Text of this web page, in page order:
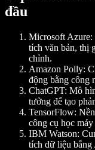
đầu
Microsoft Azure:
tích văn bản, thị
chỉnh.
Amazon Polly:
động bằng công
ChatGPT: Mô
tưởng để tạo
TensorFlow:
công cụ học máy
IBM Watson:
tích dữ liệu